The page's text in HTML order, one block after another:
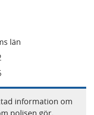
län
information om